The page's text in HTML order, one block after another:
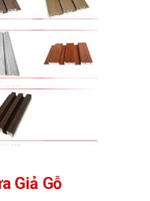
Giả Gỗ